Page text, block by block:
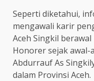
Seperti diketahui,
mengawali karir
Aceh Singkil
Honorer sejak awal-
Abdurrauf As
dalam Provinsi Aceh.